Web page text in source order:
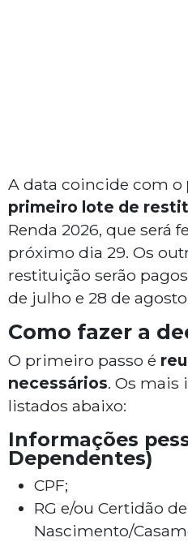
A data coincide com o
primeiro lote de
Renda 2026, que será
próximo dia 29. Os
restituição serão
de julho e 28 de
Como fazer a
O primeiro passo é
necessários. Os mais
listados abaixo:
Informações
Dependentes)
CPF;
RG e/ou Certidão de
Nascimento/